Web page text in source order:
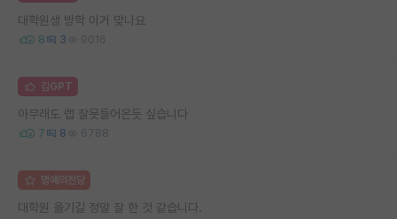
대학원생 방학 이거 맞나요
8 3 9016
김GPT
아무래도 랩 잘못들어온듯 싶습니다
7 8 6788
명예의전당
대학원 옮기길 정말 잘 한 것 같습니다.